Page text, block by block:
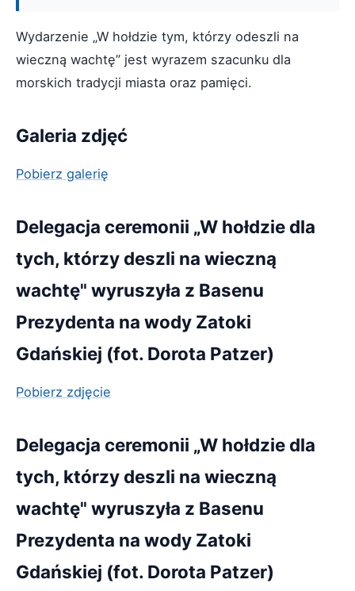
Wydarzenie „W hołdzie tym, którzy odeszli na
wieczną wachtę” jest wyrazem szacunku dla
morskich tradycji miasta oraz pamięci.
Galeria zdjęć
Pobierz galerię
Delegacja ceremonii „W hołdzie dla
tych, którzy deszli na wieczną
wachtę" wyruszyła z Basenu
Prezydenta na wody Zatoki
Gdańskiej (fot. Dorota Patzer)
Pobierz zdjęcie
Delegacja ceremonii „W hołdzie dla
tych, którzy deszli na wieczną
wachtę" wyruszyła z Basenu
Prezydenta na wody Zatoki
Gdańskiej (fot. Dorota Patzer)